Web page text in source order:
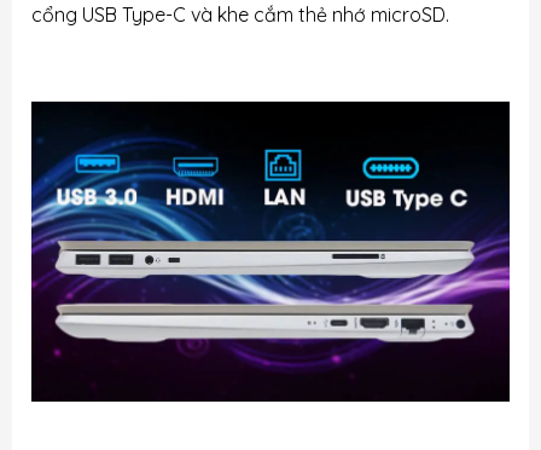
cổng USB Type-C và khe cắm thẻ nhớ microSD.